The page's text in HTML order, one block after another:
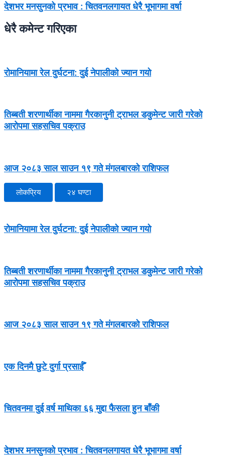
देशभर मनसुनको प्रभाव : चितवनलगायत धेरै भूभागमा वर्षा
धेरै कमेन्ट गरिएका
रोमानियामा रेल दुर्घटना: दुई नेपालीको ज्यान गयो
तिब्बती शरणार्थीका नाममा गैरकानुनी ट्राभल डकुमेन्ट जारी गरेको
आरोपमा सहसचिव पक्राउ
आज २०८३ साल साउन १९ गते मंगलबारको राशिफल
लोकप्रिय २४ घण्टा
रोमानियामा रेल दुर्घटना: दुई नेपालीको ज्यान गयो
तिब्बती शरणार्थीका नाममा गैरकानुनी ट्राभल डकुमेन्ट जारी गरेको
आरोपमा सहसचिव पक्राउ
आज २०८३ साल साउन १९ गते मंगलबारको राशिफल
एक दिनमै छुटे दुर्गा प्रसाईँ
चितवनमा दुई वर्ष माथिका ६६ मुद्दा फैसला हुन बाँकी
देशभर मनसुनको प्रभाव : चितवनलगायत धेरै भूभागमा वर्षा